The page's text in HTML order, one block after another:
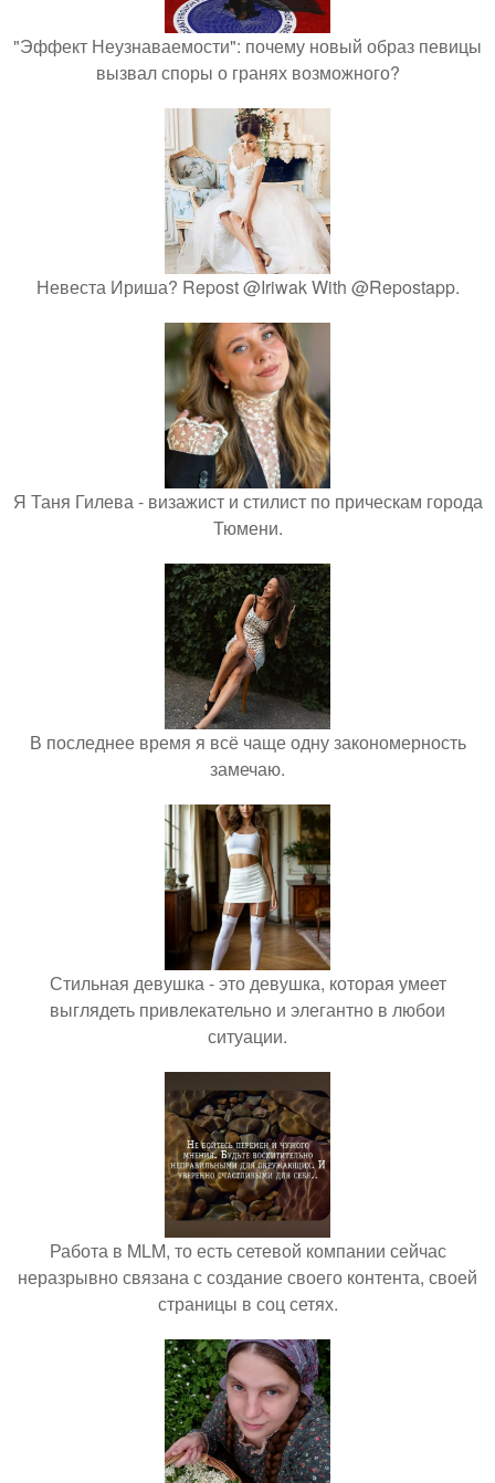
"Эффект Неузнаваемости": почему новый образ певицы
вызвал споры о гранях возможного?
Невеста Ириша? Repost @Iriwak With @Repostapp.
Я Таня Гилева - визажист и стилист по прическам города
Тюмени.
В последнее время я всё чаще одну закономерность
замечаю.
Стильная девушка - это девушка, которая умеет
выглядеть привлекательно и элегантно в любои
ситуации.
Работа в MLM, то есть сетевой компании сейчас
неразрывно связана с создание своего контента, своей
страницы в соц сетях.